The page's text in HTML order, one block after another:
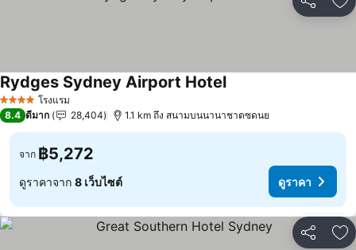
แชร์ เ
4 ดาว โรงแรม
Rydges Sydney Airport Hotel
8.4 ดีมาก 28,404 1.1 km ถึง สนามบนนานาชาตซดนย
จาก ฿5,272
ดูราคาจาก 8 เว็บไซต์ ดูราคา
แชร์ เ